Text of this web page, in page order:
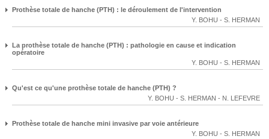
Prothèse totale de hanche (PTH) : le déroulement de l'intervention
Y. BOHU - S. HERMAN
La prothèse totale de hanche (PTH) : pathologie en cause et indication
opératoire
Y. BOHU - S. HERMAN
Qu'est ce qu'une prothèse totale de hanche (PTH) ?
Y. BOHU - S. HERMAN - N. LEFEVRE
Prothèse totale de hanche mini invasive par voie antérieure
Y. BOHU - S. HERMAN